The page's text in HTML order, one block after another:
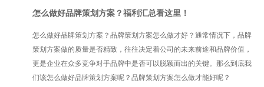
怎么做好品牌策划方案？福利汇总看这里！
怎么做好品牌策划方案？品牌策划方案怎么做才好？通常情况下，品牌
策划方案做的质量是否精致，往往决定着公司的未来前途和品牌价值，
更是企业在众多竞争对手品牌中是否可以脱颖而出的关键。那么到底我
们该怎么做好品牌策划方案呢？品牌策划方案怎么做才能好呢？